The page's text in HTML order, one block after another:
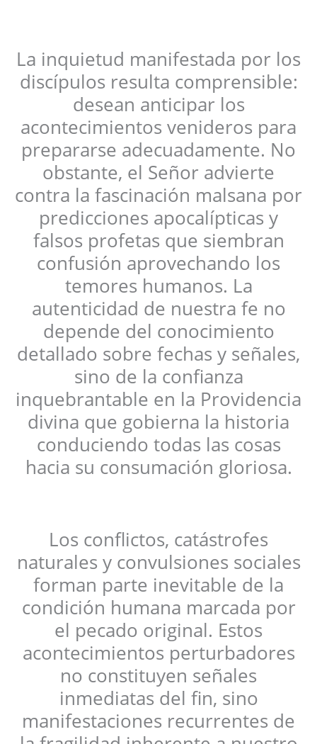
La inquietud manifestada por los
discípulos resulta comprensible:
desean anticipar los
acontecimientos venideros para
prepararse adecuadamente. No
obstante, el Señor advierte
contra la fascinación malsana por
predicciones apocalípticas y
falsos profetas que siembran
confusión aprovechando los
temores humanos. La
autenticidad de nuestra fe no
depende del conocimiento
detallado sobre fechas y señales,
sino de la confianza
inquebrantable en la Providencia
divina que gobierna la historia
conduciendo todas las cosas
hacia su consumación gloriosa.
Los conflictos, catástrofes
naturales y convulsiones sociales
forman parte inevitable de la
condición humana marcada por
el pecado original. Estos
acontecimientos perturbadores
no constituyen señales
inmediatas del fin, sino
manifestaciones recurrentes de